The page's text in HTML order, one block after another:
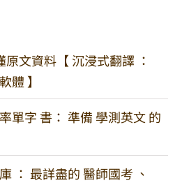
文資料【 沉浸式翻譯 ：
體 】
單字 書： 準備 學測英文 的
： 最詳盡的 醫師國考 、